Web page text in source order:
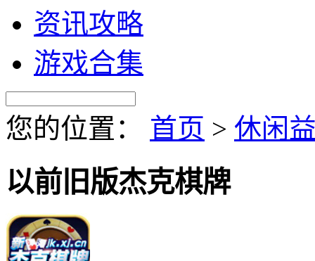
资讯攻略
游戏合集
您的位置： 首页 > 休闲
以前旧版杰克棋牌